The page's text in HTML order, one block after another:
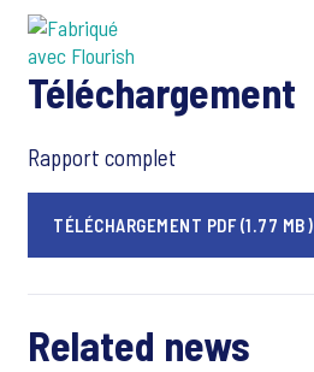
Téléchargement
Rapport complet
TÉLÉCHARGEMENT PDF (1.77 MB)
Related news